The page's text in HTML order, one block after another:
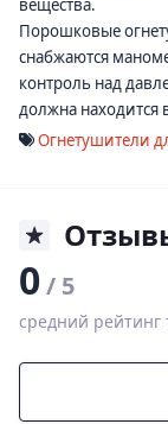
вещества.
Порошковые
снабжаются
контроль над
должна находится
Огнетушители
0/ 5
средний рейтинг